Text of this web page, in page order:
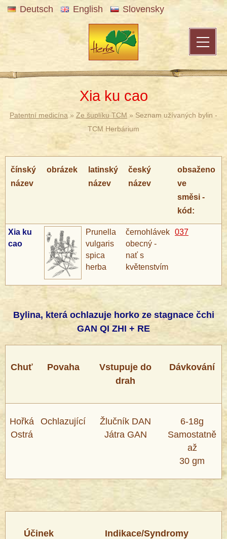
Deutsch English Slovensky
Xia ku cao
Patentní medicína» Ze šuplíku TCM » Seznam užívaných bylin -
TCM Herbárium
čínský
název
obrázek
latinský
název
český
název
obsaženo
ve
směsi -
kód:
Xia ku
cao
Prunella
vulgaris
spica
herba
černohlávek
obecný -
nať s
květenstvím
037
Bylina, která ochlazuje horko ze stagnace čchi
GAN QI ZHI + RE
Chuť Povaha
Vstupuje do
drah
Dávkování
Hořká
Ostrá
Ochlazující
Žlučník DAN
Játra GAN
6-18g
Samostatně
až
30 gm
Účinek Indikace/Syndromy